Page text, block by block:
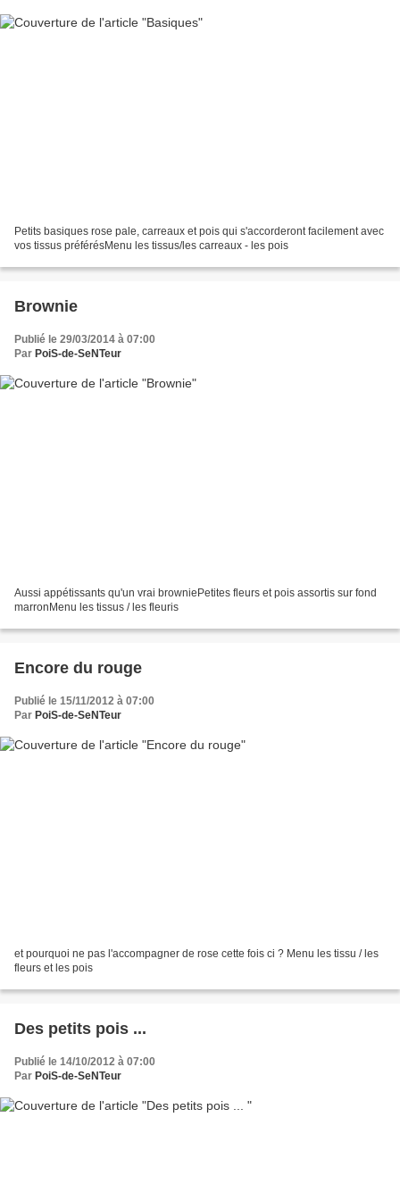
Petits basiques rose pale, carreaux et pois qui s'accorderont facilement avec
vos tissus préférésMenu les tissus/les carreaux - les pois
Brownie
Publié le 29/03/2014 à 07:00
Par PoiS-de-SeNTeur
Aussi appétissants qu'un vrai browniePetites fleurs et pois assortis sur fond
marronMenu les tissus / les fleuris
Encore du rouge
Publié le 15/11/2012 à 07:00
Par PoiS-de-SeNTeur
et pourquoi ne pas l'accompagner de rose cette fois ci ? Menu les tissu / les
fleurs et les pois
Des petits pois ...
Publié le 14/10/2012 à 07:00
Par PoiS-de-SeNTeur